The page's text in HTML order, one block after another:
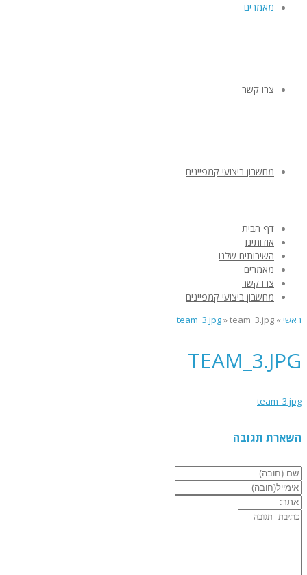
מאמרים
צרו קשר
מחשבון ביצועי קמפיינים
דף הבית
אודותינו
השירותים שלנו
מאמרים
צרו קשר
מחשבון ביצועי קמפיינים
ראשי »
team_3.jpg»team_3.jpg
TEAM_3.JPG
team_3.jpg
השארת תגובה